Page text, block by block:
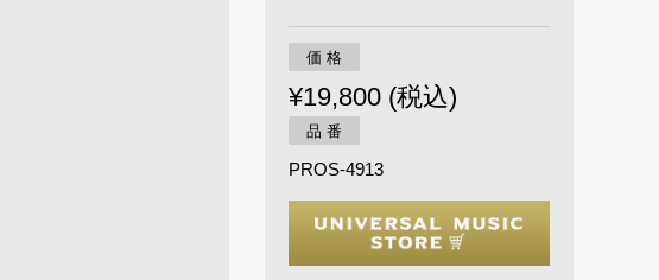
価 格
¥19,800 (税込)
品 番
PROS-4913